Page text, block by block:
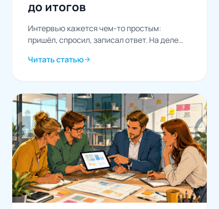
до итогов
Интервью кажется чем-то простым:
пришёл, спросил, записал ответ. На деле
правилами, и от того, насколько...
Читать статьюarrow_forward